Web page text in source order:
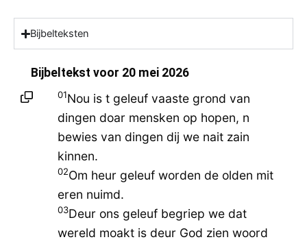
Bijbelteksten
Bijbeltekst voor 20 mei 2026
01Nou is t geleuf vaaste grond van
dingen doar mensken op hopen, n
bewies van dingen dij we nait zain
kinnen.
02Om heur geleuf worden de olden mit
eren nuimd.
03Deur ons geleuf begriep we dat
wereld moakt is deur God zien woord